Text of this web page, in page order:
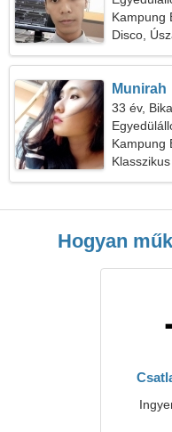
Kampung
Disco,
Munirah
33 év, Bika
Kampung
Hogyan